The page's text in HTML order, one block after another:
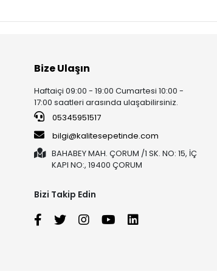
Bize Ulaşın
Haftaiçi 09:00 - 19:00 Cumartesi 10:00 -
17:00 saatleri arasında ulaşabilirsiniz.
05345951517
bilgi@kalitesepetinde.com
BAHABEY MAH. ÇORUM /1 SK. NO: 15, İÇ
KAPI NO:, 19400 ÇORUM
Bizi Takip Edin